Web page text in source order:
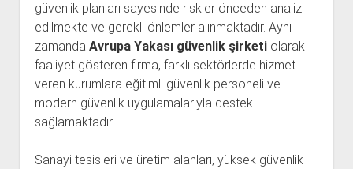
güvenlik planları sayesinde riskler önceden analiz
edilmekte ve gerekli önlemler alınmaktadır. Aynı
zamanda Avrupa Yakası güvenlik şirketiolarak
faaliyet gösteren firma, farklı sektörlerde hizmet
veren kurumlara eğitimli güvenlik personeli ve
modern güvenlik uygulamalarıyla destek
sağlamaktadır.
Sanayi tesisleri ve üretim alanları, yüksek güvenlik